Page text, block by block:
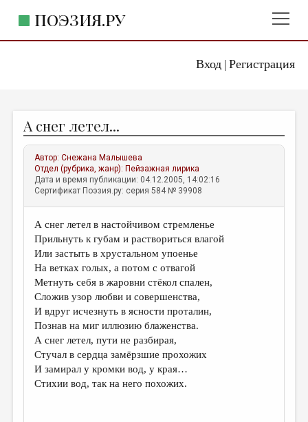
Вход| Регистрация
ПОЭЗИЯ.РУ
ЖАНРЫ
АВТОРЫ
КОММЕНТАРИИ
ЛИТСАЛОН
НОВОСТИ
ПРАВИЛА САЙТА
ОТДЕЛЫ И РУБРИКИ
ИЗБРАННОЕ
ДАЙДЖЕСТ
ПРОИЗВЕДЕНИЯ
ПЕРЕВОДЫ
А снег летел...
Автор:Снежана Малышева
Отдел (рубрика, жанр): Пейзажная лирика
Дата и время публикации: 04.12.2005, 14:02:16
Сертификат Поэзия.ру: серия 584 № 39908
А снег летел в настойчивом стремленье
Прильнуть к губам и раствориться влагой
Или застыть в хрустальном упоенье
На ветках голых, а потом с отвагой
Метнуть себя в жаровни стёкол спален,
Сложив узор любви и совершенства,
И вдруг исчезнуть в ясности проталин,
Познав на миг иллюзию блаженства.
А снег летел, пути не разбирая,
Стучал в сердца замёрзшие прохожих
И замирал у кромки вод, у края…
Стихии вод, так на него похожих.